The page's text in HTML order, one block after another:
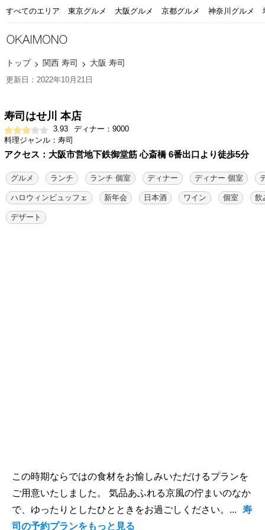
すべてのエリア 東京グルメ 大阪グルメ 京都グルメ 神奈川グルメ
トップ 関西 寿司 大阪 寿司
更新日：2022年10月21日
寿司はせ川 本店
3.93
ディナー：9000
料理ジャンル：寿司
アクセス：大阪市営地下鉄御堂筋 心斎橋 6番出口より徒歩5分
グルメ ランチ ランチ 個室 ディナー ディナー 個室
ハロウィンビュッフェ 新年会 日本酒 ワイン 個室 飲
デザート
この時期ならではの食材をお愉しみいただけるプランを
ご用意いたしました。 気品あふれる京風の佇まいのなか
で、ゆったりとしたひとときをお過ごしください。...
寿
司の予約プランをもっと見る